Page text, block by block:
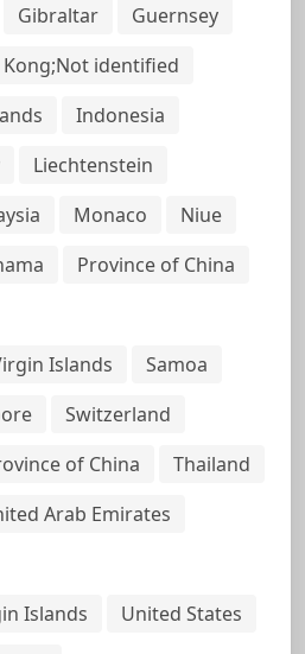
Gibraltar
Guernsey
identified
Indonesia
Liechtenstein
Monaco
Niue
Province of China
Islands
Samoa
Switzerland
of China
Thailand
Arab Emirates
Islands
United States